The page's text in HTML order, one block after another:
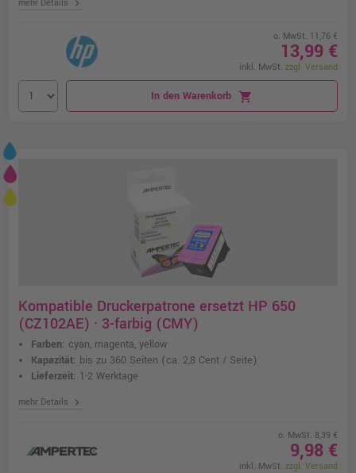
mehr Details chevron_right
o. MwSt. 11,76 €
13,99 €
inkl. MwSt. zzgl. Versand
In den Warenkorb shopping_cart
Kompatible Druckerpatrone ersetzt HP 650
(CZ102AE) · 3-farbig (CMY)
Farben: cyan, magenta, yellow
Kapazität: bis zu 360 Seiten (ca. 2,8 Cent / Seite)
Lieferzeit: 1-2 Werktage
mehr Details chevron_right
o. MwSt. 8,39 €
9,98 €
inkl. MwSt. zzgl. Versand